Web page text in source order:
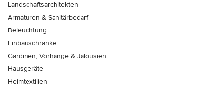
Landschaftsarchitekten
Armaturen & Sanitärbedarf
Beleuchtung
Einbauschränke
Gardinen, Vorhänge & Jalousien
Hausgeräte
Heimtextilien